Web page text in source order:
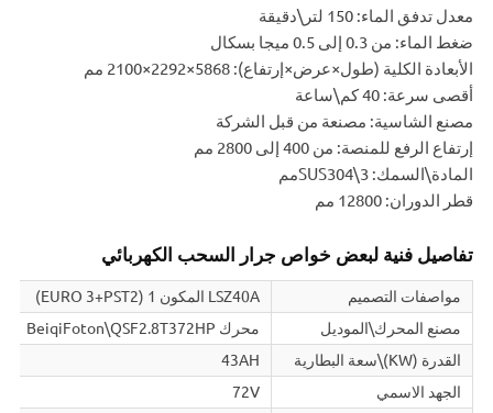
معدل تدفق الماء: 150 لتر\دقيقة
ضغط الماء: من 0.3 إلى 0.5 ميجا بسكال
الأبعادة الكلية (طول×عرض×إرتفاع): 5868×2292×2100 مم
أقصى سرعة: 40 كم\ساعة
مصنع الشاسية: مصنعة من قبل الشركة
إرتفاع الرفع للمنصة: من 400 إلى 2800 مم
المادة\السمك: SUS304\3مم
قطر الدوران: 12800 مم
تفاصيل فنية لبعض خواص جرار السحب الكهربائي
مواصفات التصميم LSZ40A المكون 1 (EURO 3+PST2)
مصنع المحرك\الموديل
محرك BeiqiFoton\QSF2.8T372HP
القدرة (KW)\سعة البطارية
43AH
الجهد الاسمي
72V